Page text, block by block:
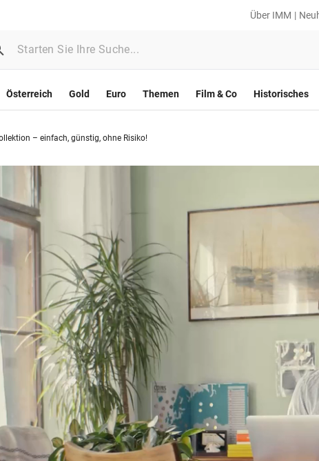
Über IMM
Österreich Gold Euro Themen Film & Co Historisches
– einfach, günstig, ohne Risiko!